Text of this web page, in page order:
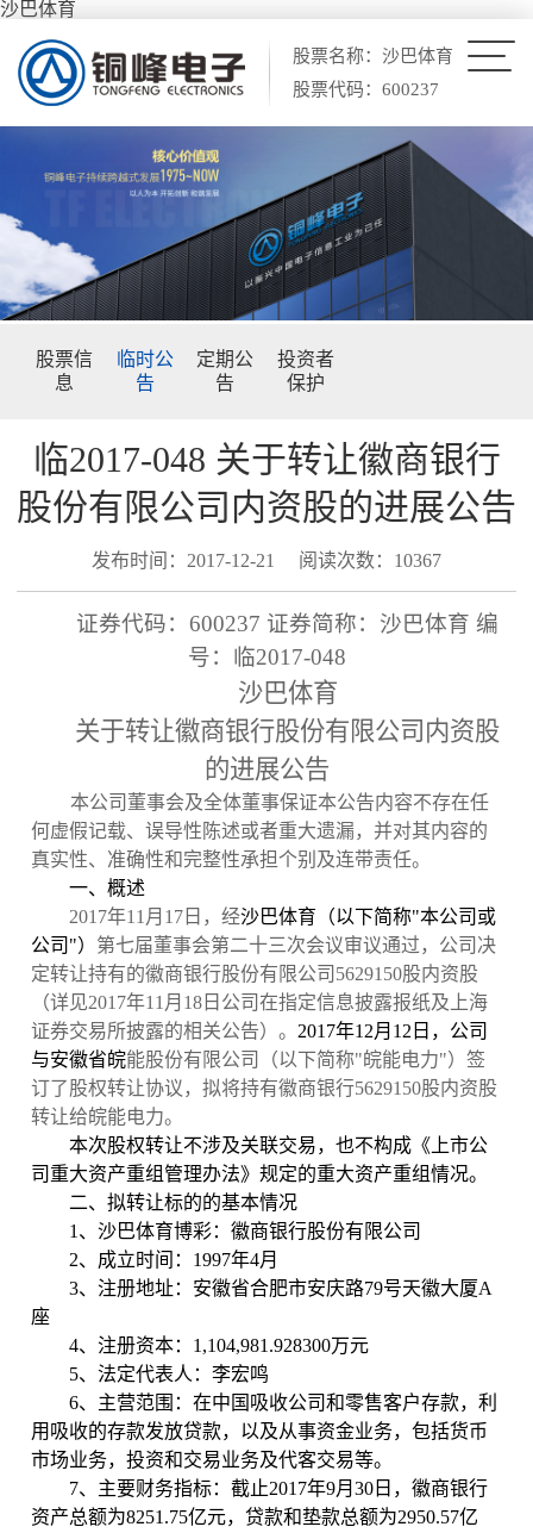
沙巴体育
股票名称：沙巴体育
股票代码：600237
股票信
息
临时公
告
定期公
告
投资者
保护
临2017-048 关于转让徽商银行
股份有限公司内资股的进展公告
发布时间：2017-12-21 阅读次数：10367
证券代码： 600237 证券简称：沙巴体育 编
号：临2017-048
沙巴体育
关于转让徽商银行股份有限公司内资股
的进展公告
本公司董事会及全体董事保证本公告内容不存在任
何虚假记载、误导性陈述或者重大遗漏，并对其内容的
真实性、准确性和完整性承担个别及连带责任。
一、概述
2017年11 月 17 日，经沙巴体育（以下简称"本公司或
公司"） 第七届董事会第二十三次会议审议通过，公司决
定转让持有的徽商银行股份有限公司 5629150股内资股
（详见2017年11 月 18 日公司在指定信息披露报纸及上海
证券交易所披露的相关公告）。 2017年12月12日，公司
与安徽省皖能股份有限公司（以下简称"皖能电力"）签
订了股权转让协议，拟将持有徽商银行5629150股内资股
转让给皖能电力。
本次股权转让不涉及关联交易，也不构成《上市公
司重大资产重组管理办法》规定的重大资产重组情况。
二、拟转让标的的基本情况
1、沙巴体育博彩：徽商银行股份有限公司
2、成立时间：1997年4月
3、注册地址：安徽省合肥市安庆路79号天徽大厦A
座
4、注册资本：1,104,981.928300万元
5、法定代表人：李宏鸣
6、主营范围：在中国吸收公司和零售客户存款，利
用吸收的存款发放贷款，以及从事资金业务，包括货币
市场业务，投资和交易业务及代客交易等。
7、主要财务指标：截止2017年9月30日，徽商银行
资产总额为8251.75亿元，贷款和垫款总额为2950.57亿